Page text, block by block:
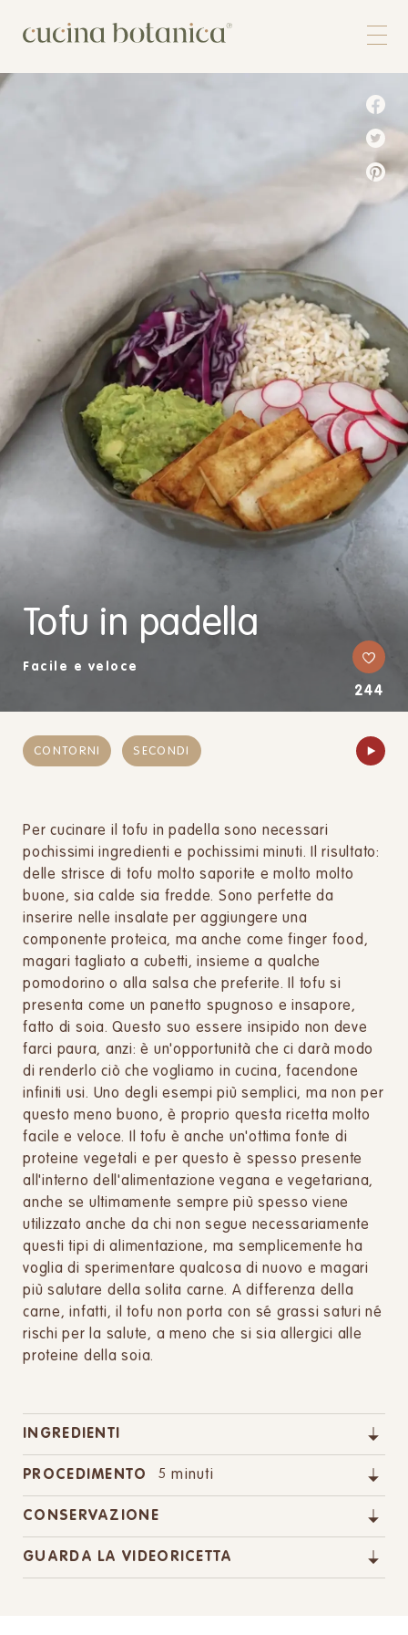
Shop
Tofu in padella
Facile e veloce
244
CONTORNI SECONDI
Per cucinare il tofu in padella sono necessari
pochissimi ingredienti e pochissimi minuti. Il risultato:
delle strisce di tofu molto saporite e molto molto
buone, sia calde sia fredde. Sono perfette da
inserire nelle insalate per aggiungere una
componente proteica, ma anche come finger food,
magari tagliato a cubetti, insieme a qualche
pomodorino o alla salsa che preferite. Il tofu si
presenta come un panetto spugnoso e insapore,
fatto di soia. Questo suo essere insipido non deve
farci paura, anzi: è un'opportunità che ci darà modo
di renderlo ciò che vogliamo in cucina, facendone
infiniti usi. Uno degli esempi più semplici, ma non per
questo meno buono, è proprio questa ricetta molto
facile e veloce. Il tofu è anche un'ottima fonte di
proteine vegetali e per questo è spesso presente
all'interno dell'alimentazione vegana e vegetariana,
anche se ultimamente sempre più spesso viene
utilizzato anche da chi non segue necessariamente
questi tipi di alimentazione, ma semplicemente ha
voglia di sperimentare qualcosa di nuovo e magari
più salutare della solita carne. A differenza della
carne, infatti, il tofu non porta con sé grassi saturi né
rischi per la salute, a meno che si sia allergici alle
proteine della soia.
INGREDIENTI
PROCEDIMENTO 5 minuti
CONSERVAZIONE
GUARDA LA VIDEORICETTA